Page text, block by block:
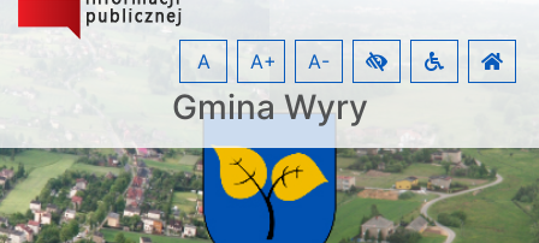
Gmina Wyry
A A+ A-